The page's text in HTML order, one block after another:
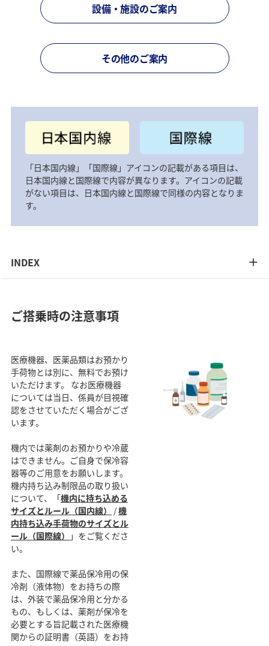
設備・施設のご案内
その他のご案内
「日本国内線」「国際線」アイコンの記載がある項目は、
日本国内線と国際線で内容が異なります。アイコンの記載
がない項目は、日本国内線と国際線で同様の内容となりま
す。
INDEX
ご搭乗時の注意事項
医療機器、医薬品類はお預かり
手荷物とは別に、無料でお預け
いただけます。 なお医療機器
については当日、係員が目視確
認をさせていただく場合がござ
います。
機内では薬剤のお預かりや冷蔵
はできません。ご自身で保冷容
器等のご用意をお願いします。
機内持ち込み制限品の取り扱い
について、「機内に持ち込める
サイズとルール（国内線）
/機
内持ち込み手荷物のサイズとル
ール（国際線） 」をご覧くださ
い。
また、国際線で薬品保冷用の保
冷剤（液体物）をお持ちの際
は、外装で薬品保冷用と分かる
もの、もしくは、薬剤が保冷を
必要とする旨記載された医療機
関からの証明書（英語）をお持